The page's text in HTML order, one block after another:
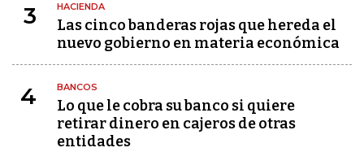
3 HACIENDA
Las cinco banderas rojas que hereda el
nuevo gobierno en materia económica
4 BANCOS
Lo que le cobra su banco si quiere
retirar dinero en cajeros de otras
entidades